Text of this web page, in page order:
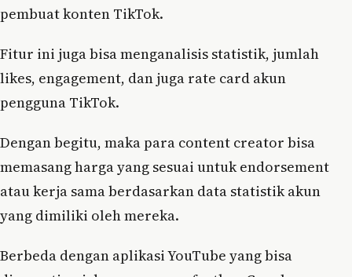
pembuat konten TikTok.
Fitur ini juga bisa menganalisis statistik, jumlah
likes, engagement, dan juga rate card akun
pengguna TikTok.
Dengan begitu, maka para content creator bisa
memasang harga yang sesuai untuk endorsement
atau kerja sama berdasarkan data statistik akun
yang dimiliki oleh mereka.
Berbeda dengan aplikasi YouTube yang bisa